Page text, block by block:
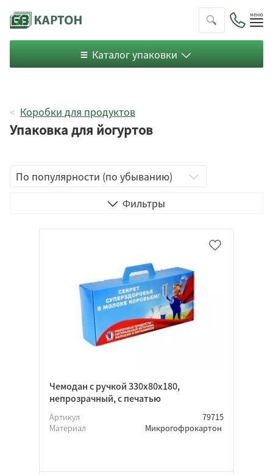
Каталог упаковки
Коробки для продуктов
Упаковка для йогуртов
Прямоугольная
Крышка-дно
Фильтры
Чемодан с ручкой 330х80х180,
непрозрачный, с печатью
Артикул
79715
Материал
Микрогофрокартон